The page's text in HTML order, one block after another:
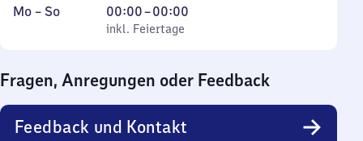
Montag
Mo – So,
inkl. Feiertage
00:00–00:00
Von
0
0
Uhr
inkl. Feiertage
Fragen, Anregungen oder Feedback
Feedback und Kontakt